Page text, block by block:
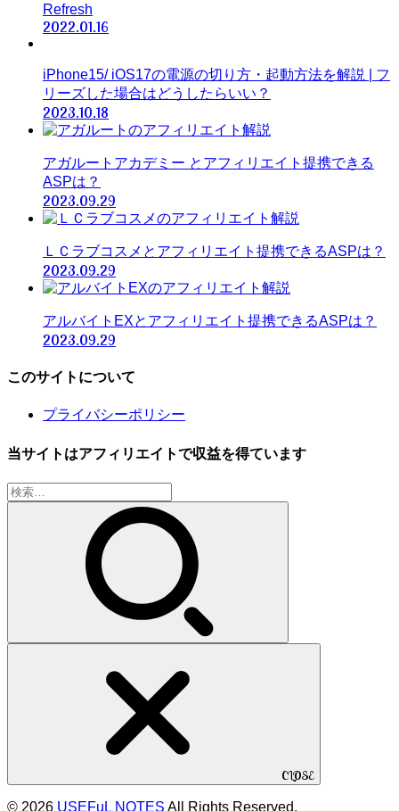
Refresh
2022.01.16
iPhone15/ iOS17の電源の切り方・起動方法を解説 | フ
リーズした場合はどうしたらいい？
2023.10.18
アガルートアカデミー とアフィリエイト提携できる
ASPは？
2023.09.29
ＬＣラブコスメとアフィリエイト提携できるASPは？
2023.09.29
アルバイトEXとアフィリエイト提携できるASPは？
2023.09.29
このサイトについて
プライバシーポリシー
当サイトはアフィリエイトで収益を得ています
検
索:
CLOSE
© 2026 USEFuL NOTES All Rights Reserved.